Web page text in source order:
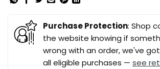
Purchase Protection: Shop
the website knowing if
wrong with an order, we've
all eligible purchases — see